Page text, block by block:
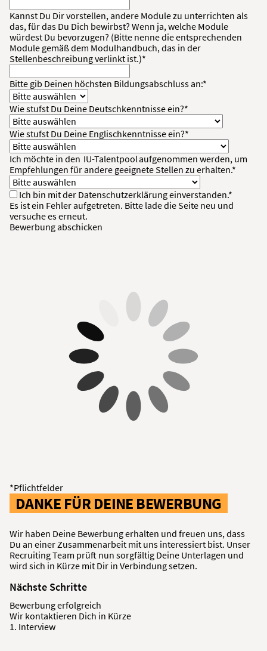
Kannst Du Dir vorstellen, andere Module zu unterrichten als
das, für das Du Dich bewirbst? Wenn ja, welche Module
würdest Du bevorzugen? (Bitte nenne die entsprechenden
Module gemäß dem Modulhandbuch, das in der
Stellenbeschreibung verlinkt ist.)*
Bitte gib Deinen höchsten Bildungsabschluss an:*
Wie stufst Du Deine Deutschkenntnisse ein?*
Wie stufst Du Deine Englischkenntnisse ein?*
Ich möchte in den IU-Talentpoolaufgenommen werden, um
Empfehlungen für andere geeignete Stellen zu erhalten.*
Ich bin mit der Datenschutzerklärungeinverstanden.*
Es ist ein Fehler aufgetreten. Bitte lade die Seite neu und
versuche es erneut.
Bewerbung abschicken
*Pflichtfelder
DANKE FÜR DEINE BEWERBUNG
Wir haben Deine Bewerbung erhalten und freuen uns, dass
Du an einer Zusammenarbeit mit uns interessiert bist. Unser
Recruiting Team prüft nun sorgfältig Deine Unterlagen und
wird sich in Kürze mit Dir in Verbindung setzen.
Nächste Schritte
Bewerbung erfolgreich
Wir kontaktieren Dich in Kürze
1. Interview